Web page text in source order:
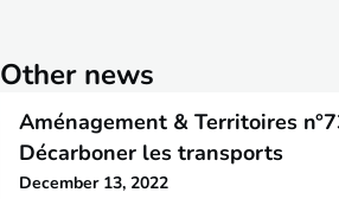
Other news
Aménagement & Territoires
Décarboner les transports
December 13, 2022